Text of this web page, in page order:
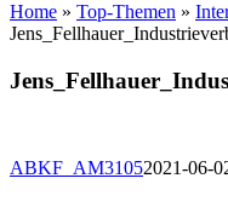
Home » Top-Themen »
ABKF_AM31052021-06-